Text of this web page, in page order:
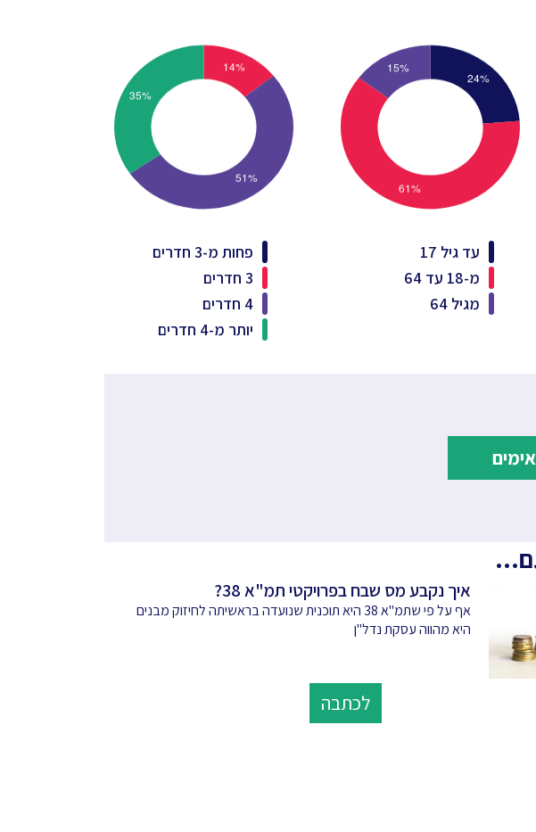
עד גיל 17
מ-18 עד 64
מגיל 64
פחות מ-3 חדרים
3 חדרים
4 חדרים
יותר מ-4 חדרים
איך נקבע מס שבח בפרויקטי תמ"א 38?
אף על פי שתמ"א 38 היא תוכנית שנועדה בראשיתה לחיזוק מבנים
היא מהווה עסקת נדל"ן
לכתבה